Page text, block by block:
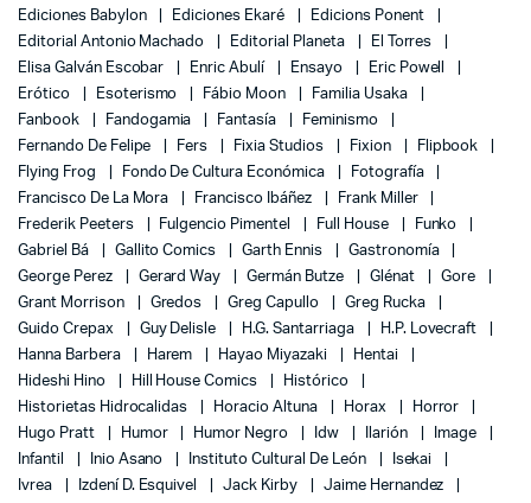
Ediciones Babylon
Ediciones Ekaré
Edicions Ponent
Editorial Antonio Machado
Editorial Planeta
El Torres
Elisa Galván Escobar
Enric Abulí Ensayo
Eric Powell
Erótico
Esoterismo Fábio Moon
Familia Usaka
Fanbook
Fandogamia Fantasía
Feminismo
Fernando De Felipe
Fers Fixia Studios Fixion
Flipbook
Flying Frog
Fondo De Cultura Económica
Fotografía
Francisco De La Mora
Francisco Ibáñez
Frank Miller
Frederik Peeters
Fulgencio Pimentel Full House
Funko
Gabriel Bá
Gallito Comics Garth Ennis
Gastronomía
George Perez
Gerard Way Germán Butze Glénat
Gore
Grant Morrison
Gredos Greg Capullo
Greg Rucka
Guido Crepax
Guy Delisle H.G. Santarriaga
H.P. Lovecraft
Hanna Barbera
Harem Hayao Miyazaki
Hentai
Hideshi Hino
Hill House Comics
Histórico
Historietas Hidrocalidas
Horacio Altuna Horax
Horror
Hugo Pratt
Humor Humor Negro Idw Ilarión
Image
Infantil
Inio Asano Instituto Cultural De León
Isekai
Ivrea
Izdení D. Esquivel Jack Kirby
Jaime Hernandez